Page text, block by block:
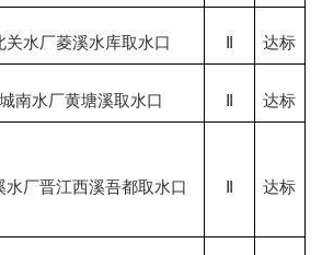
关水厂菱溪水库取水口 Ⅱ 达标
城南水厂黄塘溪取水口 Ⅱ 达标
水厂晋江西溪吾都取水口 Ⅱ 达标